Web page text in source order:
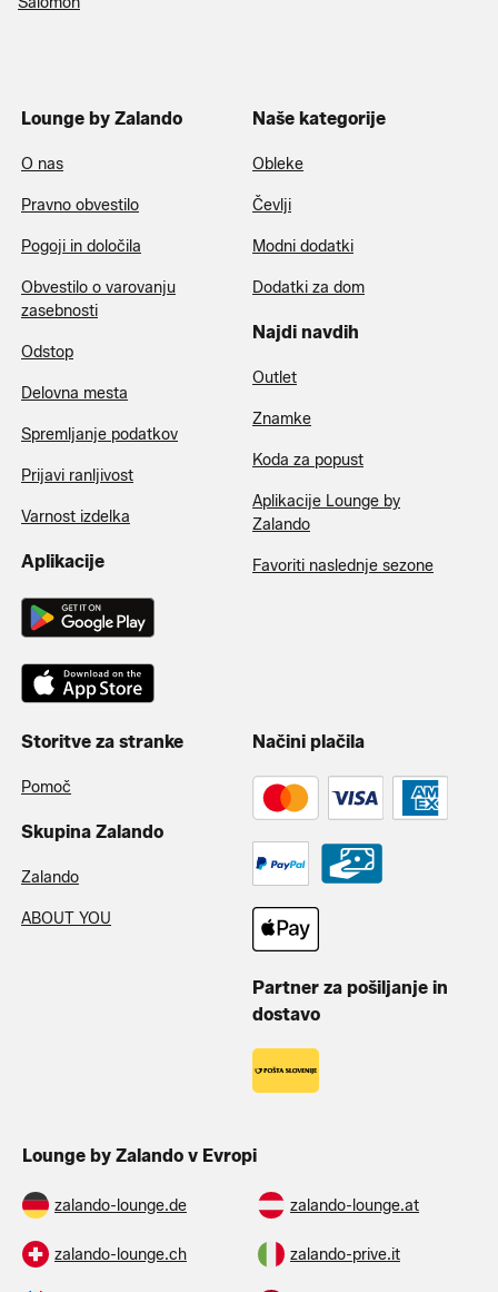
Lounge by Zalando
O nas
Pravno obvestilo
Pogoji in določila
Obvestilo o varovanju
zasebnosti
Odstop
Delovna mesta
Spremljanje podatkov
Prijavi ranljivost
Varnost izdelka
Aplikacije
Naše kategorije
Obleke
Čevlji
Modni dodatki
Dodatki za dom
Najdi navdih
Outlet
Znamke
Koda za popust
Aplikacije Lounge by
Zalando
Favoriti naslednje sezone
Storitve za stranke
Pomoč
Skupina Zalando
Zalando
ABOUT YOU
Načini plačila
Partner za pošiljanje in
dostavo
Lounge by Zalando v Evropi
zalando-lounge.de zalando-lounge.at
zalando-lounge.ch zalando-prive.it